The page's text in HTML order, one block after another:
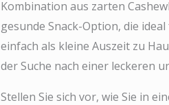
Kombination aus zarten
gesunde Snack-Option, die
einfach als kleine Auszeit zu
der Suche nach einer leckeren
Stellen Sie sich vor, wie Sie in